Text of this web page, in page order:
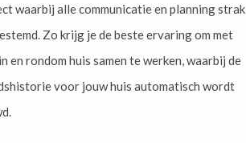
waarbij alle communicatie en planning strak
Zo krijg je de beste ervaring om met
en rondom huis samen te werken, waarbij de
voor jouw huis automatisch wordt